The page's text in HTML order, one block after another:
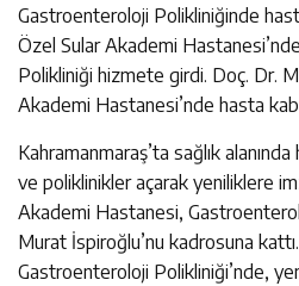
Gastroenteroloji Polikliniğinde
Özel Sular Akademi
Polikliniği hizmete girdi. Doç. Dr.
Akademi Hastanesi’nde hasta
Kahramanmaraş’ta sağlık
ve poliklinikler açarak yeniliklere
Akademi Hastanesi,
Murat İspiroğlu’nu kadrosuna kattı.
Gastroenteroloji Polikliniği’nde,